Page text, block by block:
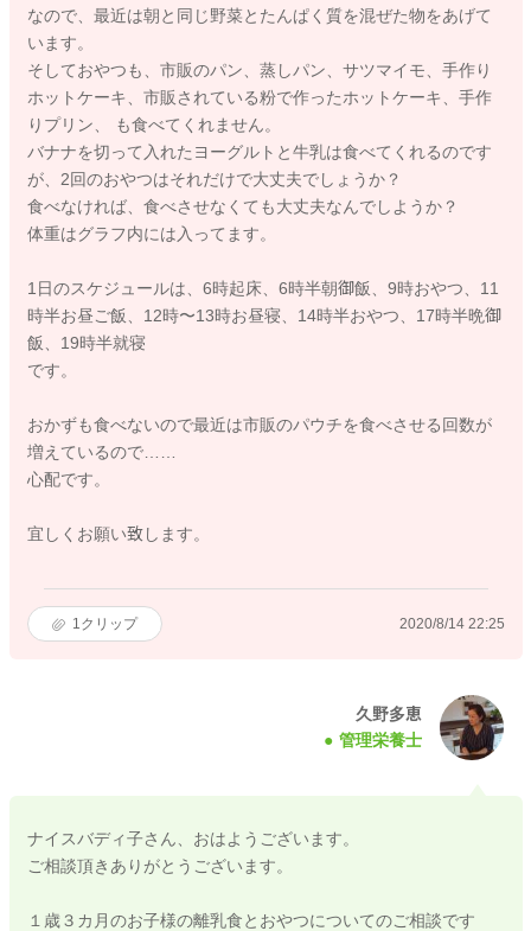
なので、最近は朝と同じ野菜とたんぱく質を混ぜた物をあげて
います。
そしておやつも、市販のパン、蒸しパン、サツマイモ、手作り
ホットケーキ、市販されている粉で作ったホットケーキ、手作
りプリン、 も食べてくれません。
バナナを切って入れたヨーグルトと牛乳は食べてくれるのです
が、2回のおやつはそれだけで大丈夫でしょうか？
食べなければ、食べさせなくても大丈夫なんでしようか？
体重はグラフ内には入ってます。
1日のスケジュールは、6時起床、6時半朝御飯、9時おやつ、11
時半お昼ご飯、12時〜13時お昼寝、14時半おやつ、17時半晩御
飯、19時半就寝
です。
おかずも食べないので最近は市販のパウチを食べさせる回数が
増えているので……
心配です。
宜しくお願い致します。
1 クリップ 2020/8/14 22:25
久野多恵
管理栄養士
ナイスバディ子さん、おはようございます。
ご相談頂きありがとうございます。
１歳３カ月のお子様の離乳食とおやつについてのご相談です